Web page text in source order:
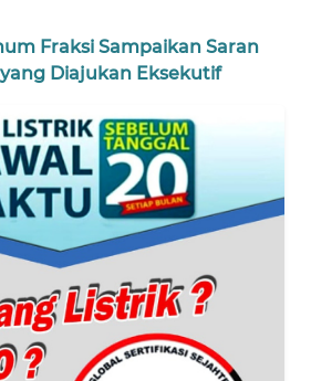
Fraksi Sampaikan Saran
Diajukan Eksekutif